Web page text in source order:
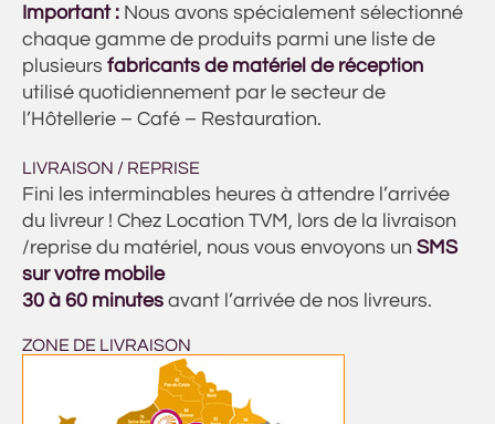
Important : Nous avons spécialement sélectionné
chaque gamme de produits parmi une liste de
plusieurs fabricants de matériel de réception
utilisé quotidiennement par le secteur de
l’Hôtellerie – Café – Restauration.
LIVRAISON / REPRISE
Fini les interminables heures à attendre l’arrivée
du livreur ! Chez Location TVM, lors de la livraison
/reprise du matériel, nous vous envoyons un SMS
sur votre mobile
30 à 60 minutes avant l’arrivée de nos livreurs.
ZONE DE LIVRAISON